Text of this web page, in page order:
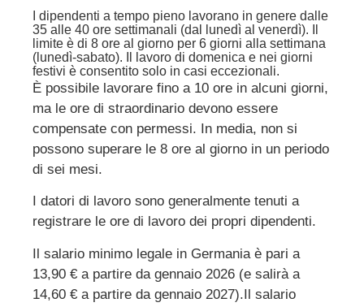
I dipendenti a tempo pieno lavorano in genere dalle
35 alle 40 ore settimanali (dal lunedì al venerdì). Il
limite è di 8 ore al giorno per 6 giorni alla settimana
(lunedì-sabato). Il lavoro di domenica e nei giorni
festivi è consentito solo in casi eccezionali.
È possibile lavorare fino a 10 ore in alcuni giorni,
ma le ore di straordinario devono essere
compensate con permessi. In media, non si
possono superare le 8 ore al giorno in un periodo
di sei mesi.
I datori di lavoro sono generalmente tenuti a
registrare le ore di lavoro dei propri dipendenti.
Il salario minimo legale in Germania è pari a
13,90 € a partire da gennaio 2026 (e salirà a
14,60 € a partire da gennaio 2027).Il salario